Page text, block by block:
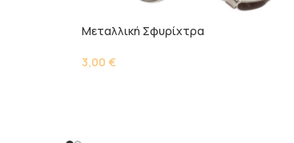
Μεταλλική Σφυρίχτρα
3,00 €